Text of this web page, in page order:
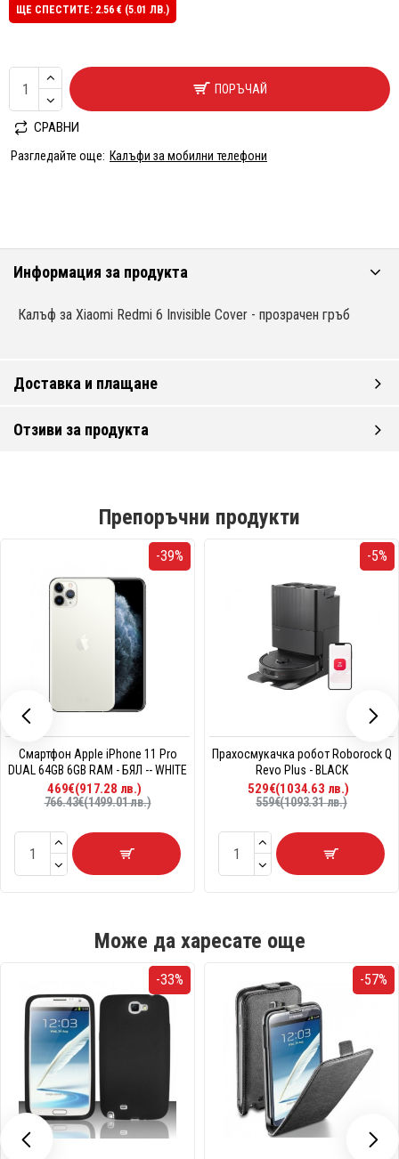
ЩЕ СПЕСТИТЕ: 2.56 € (5.01 ЛВ.)
ПОРЪЧАЙ
СРАВНИ
Разгледайте още: Калъфи за мобилни телефони
Информация за продукта
Калъф за Xiaomi Redmi 6 Invisible Cover - прозрачен гръб
Доставка и плащане
Отзиви за продукта
Препоръчни продукти
-39%
Смартфон Apple iPhone 11 Pro
DUAL 64GB 6GB RAM - БЯЛ -- WHITE
469€(917.28 лв.)
766.43€(1499.01 лв.)
-5%
Прахосмукачка робот Roborock Q
Revo Plus - BLACK
529€(1034.63 лв.)
559€(1093.31 лв.)
Може да харесате още
-33% -57%